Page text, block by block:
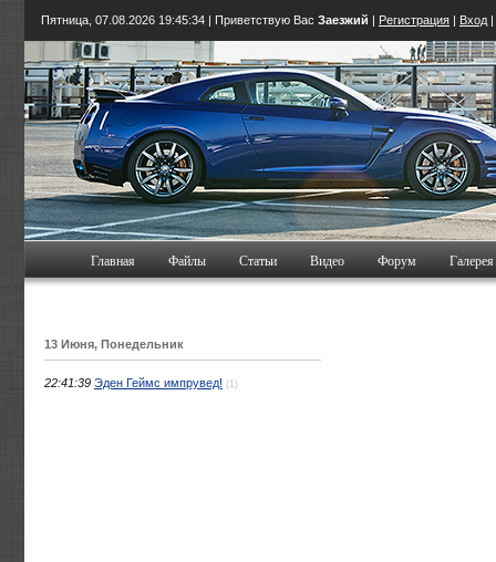
Пятница, 07.08.2026 19:45:35 | Приветствую Вас Заезжий | Регистрация | Вход |
Главная Файлы Статьи Видео Форум Галерея
13 Июня, Понедельник
22:41:39 Эден Геймс импрувед! (1)